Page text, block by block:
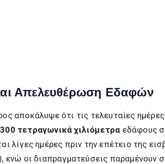
Απελευθέρωση Εδαφών
αποκάλυψε ότι τις τελευταίες ημέρες
300 τετραγωνικά χιλιόμετρα εδάφους
λίγες ημέρες πριν την επέτειο της
ενώ οι διαπραγματεύσεις παραμένουν